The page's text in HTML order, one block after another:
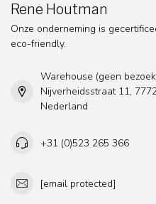
Rene Houtman
Onze onderneming is
eco-friendly.
Warehouse (geen
Nijverheidsstraat 11,
Nederland
+31 (0)523 265 366
[email protected]